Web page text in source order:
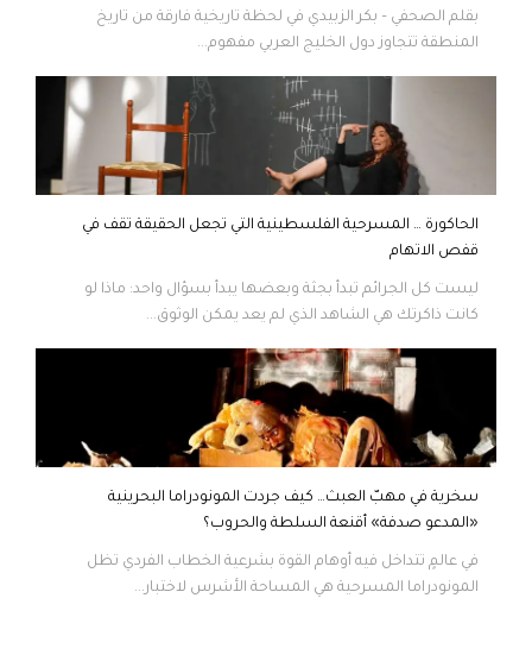
بقلم الصحفي – بكر الزبيدي في لحظة تاريخية فارقة من تاريخ
المنطقة تتجاوز دول الخليج العربي مفهوم...
الحاكورة … المسرحية الفلسطينية التي تجعل الحقيقة تقف في
قفص الاتهام
ليست كل الجرائم تبدأ بجثة وبعضها يبدأ بسؤال واحد: ماذا لو
كانت ذاكرتك هي الشاهد الذي لم يعد يمكن الوثوق...
سخرية في مهبّ العبث… كيف جردت المونودراما البحرينية
«المدعو صدفة» أقنعة السلطة والحروب؟
في عالمٍ تتداخل فيه أوهام القوة بشرعية الخطاب الفردي تظل
المونودراما المسرحية هي المساحة الأشرس لاختبار...